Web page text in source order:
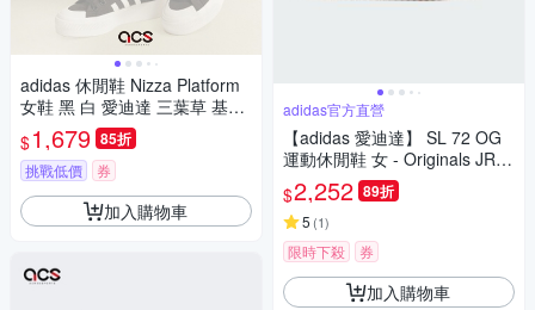
adidas 休閒鞋 Nizza Platform
女鞋 黑 白 愛迪達 三葉草 基本
款 厚底 增高 經典 FV5321
$1,679 85折
挑戰低價 券
加入購物車
adidas官方直營
【adidas 愛迪達】 SL 72 OG
運動休閒鞋 女 - Originals JR16
40
$2,252 89折
5 (1)
限時下殺 券
加入購物車